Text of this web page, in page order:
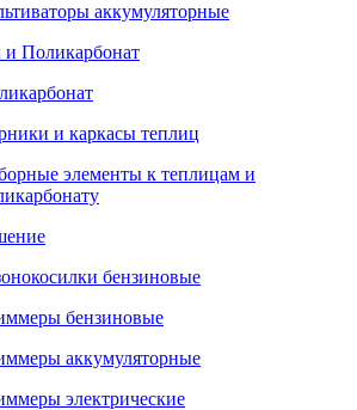
аккумуляторные
Поликарбонат
и каркасы теплиц
элементы к теплицам и
бензиновые
бензиновые
аккумуляторные
электрические